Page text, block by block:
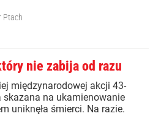
Ptach
nie zabija od razu
międzynarodowej akcji 43-
skazana na ukamienowanie
uniknęła śmierci. Na razie.